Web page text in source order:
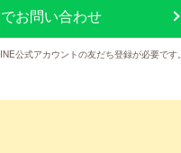
お問い合わせ
公式アカウントの友だち登録が必要です。